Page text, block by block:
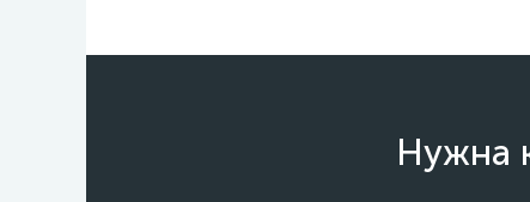
Нужна